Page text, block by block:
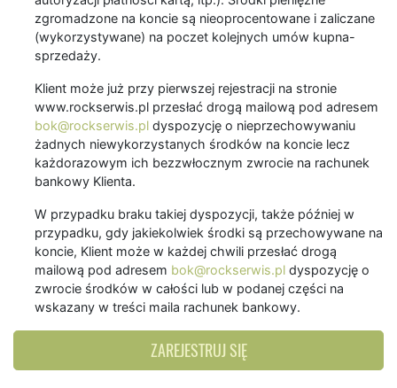
zgromadzone na koncie są nieoprocentowane i zaliczane
(wykorzystywane) na poczet kolejnych umów kupna-
sprzedaży.
Klient może już przy pierwszej rejestracji na stronie
www.rockserwis.pl przesłać drogą mailową pod adresem
bok@rockserwis.pl dyspozycję o nieprzechowywaniu
żadnych niewykorzystanych środków na koncie lecz
każdorazowym ich bezzwłocznym zwrocie na rachunek
bankowy Klienta.
W przypadku braku takiej dyspozycji, także później w
przypadku, gdy jakiekolwiek środki są przechowywane na
koncie, Klient może w każdej chwili przesłać drogą
mailową pod adresem bok@rockserwis.pl dyspozycję o
zwrocie środków w całości lub w podanej części na
wskazany w treści maila rachunek bankowy.
ZAREJESTRUJ SIĘ